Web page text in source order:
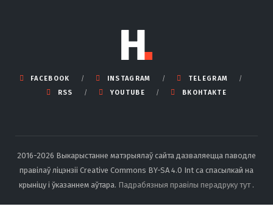
FACEBOOK INSTAGRAM
TELEGRAM
RSS
YOUTUBE ВКОНТАКТЕ
2016-2026 Выкарыстанне матэрыялаў сайта дазваляецца паводле
правілаў ліцэнзіі Creative Commons BY-SA 4.0 Int са спасылкай на
крыніцу і ўказаннем аўтара. Падрабязныя правілы перадруку тут .